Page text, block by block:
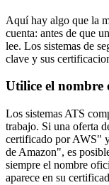
Aquí hay algo que la
cuenta: antes de que
lee. Los sistemas de
clave y sus
Utilice el nombre
Los sistemas ATS
trabajo. Si una oferta
certificado por AWS"
de Amazon", es
siempre el nombre
aparece en su